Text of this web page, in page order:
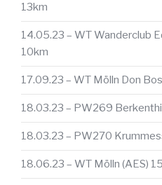
13km
14.05.23 – WT Wanderclub
10km
17.09.23 – WT Mölln Don
18.03.23 – PW269
18.03.23 – PW270
18.06.23 – WT Mölln (AES)